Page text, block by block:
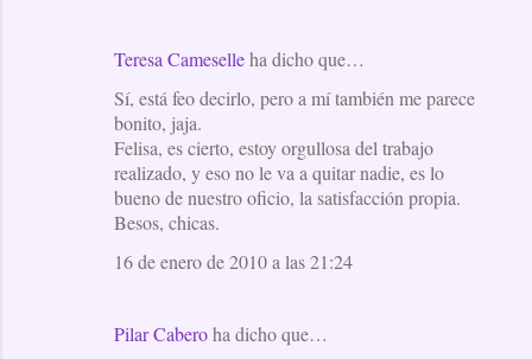
Teresa Cameselleha dicho que…
Sí, está feo decirlo, pero a mí también me parece
bonito, jaja.
Felisa, es cierto, estoy orgullosa del trabajo
realizado, y eso no le va a quitar nadie, es lo
bueno de nuestro oficio, la satisfacción propia.
Besos, chicas.
16 de enero de 2010 a las 21:24
Pilar Caberoha dicho que…